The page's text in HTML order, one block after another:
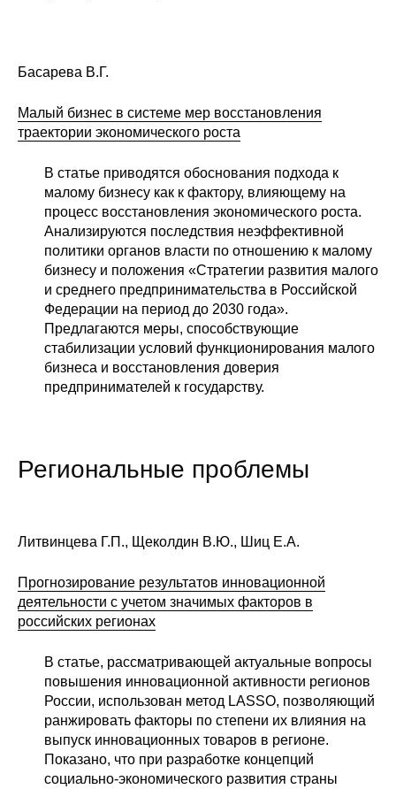
Басарева В.Г.
Малый бизнес в системе мер восстановления
траектории экономического роста
В статье приводятся обоснования подхода к
малому бизнесу как к фактору, влияющему на
процесс восстановления экономического роста.
Анализируются последствия неэффективной
политики органов власти по отношению к малому
бизнесу и положения «Стратегии развития малого
и среднего предпринимательства в Российской
Федерации на период до 2030 года».
Предлагаются меры, способствующие
стабилизации условий функционирования малого
бизнеса и восстановления доверия
предпринимателей к государству.
Региональные проблемы
Литвинцева Г.П., Щеколдин В.Ю., Шиц Е.А.
Прогнозирование результатов инновационной
деятельности с учетом значимых факторов в
российских регионах
В статье, рассматривающей актуальные вопросы
повышения инновационной активности регионов
России, использован метод LASSO, позволяющий
ранжировать факторы по степени их влияния на
выпуск инновационных товаров в регионе.
Показано, что при разработке концепций
социально-экономического развития страны